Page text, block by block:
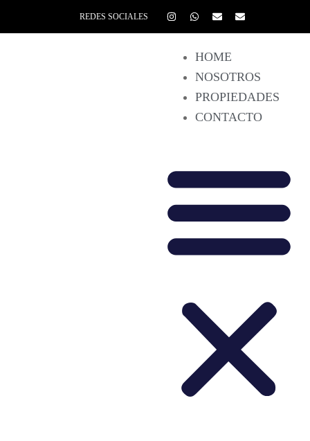
REDES SOCIALES
HOME
NOSOTROS
PROPIEDADES
CONTACTO